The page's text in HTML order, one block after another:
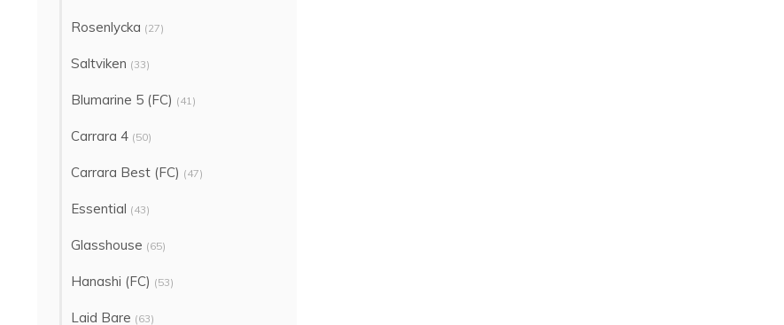
Rosenlycka (27)
Saltviken (33)
Blumarine 5 (FC) (41)
Carrara 4 (50)
Carrara Best (FC) (47)
Essential (43)
Glasshouse (65)
Hanashi (FC) (53)
Laid Bare (63)